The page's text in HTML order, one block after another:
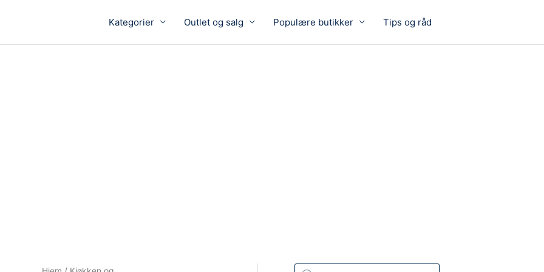
Kategorier Outlet og salg Populære butikker Tips og råd
P